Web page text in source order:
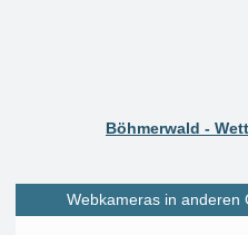
Böhmerwald -
Webkameras in anderen